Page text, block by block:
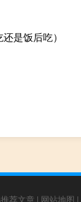
是饭后吃）
荐文章 | 网站地图 |